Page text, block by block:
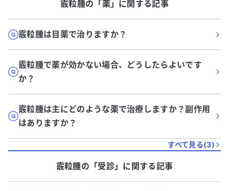
霰粒腫の「薬」に関する記事
霰粒腫は目薬で治りますか？
霰粒腫で薬が効かない場合、どうしたらよいです
か？
霰粒腫は主にどのような薬で治療しますか？副作用
はありますか？
すべて見る(3)
霰粒腫の「受診」に関する記事